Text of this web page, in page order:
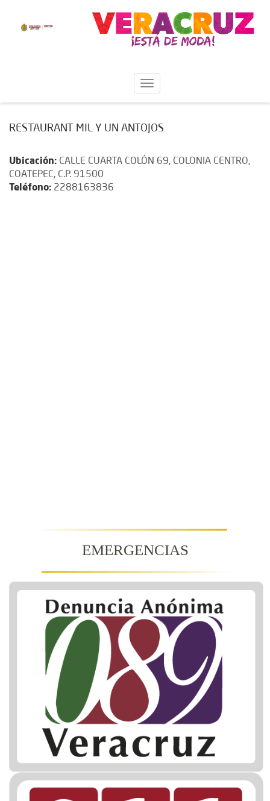
RESTAURANT MIL Y UN ANTOJOS
Ubicación: CALLE CUARTA COLÓN 69, COLONIA CENTRO,
COATEPEC, C.P. 91500
Teléfono: 2288163836
EMERGENCIAS